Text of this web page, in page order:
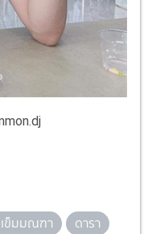
ข็มมณฑา
ดารา